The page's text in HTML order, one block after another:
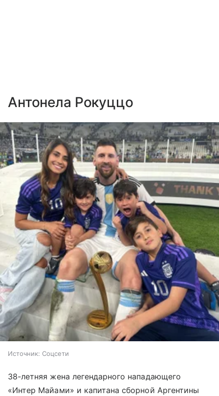
Антонела Рокуццо
Источник: Соцсети
38-летняя жена легендарного нападающего
«Интер Майами» и капитана сборной Аргентины